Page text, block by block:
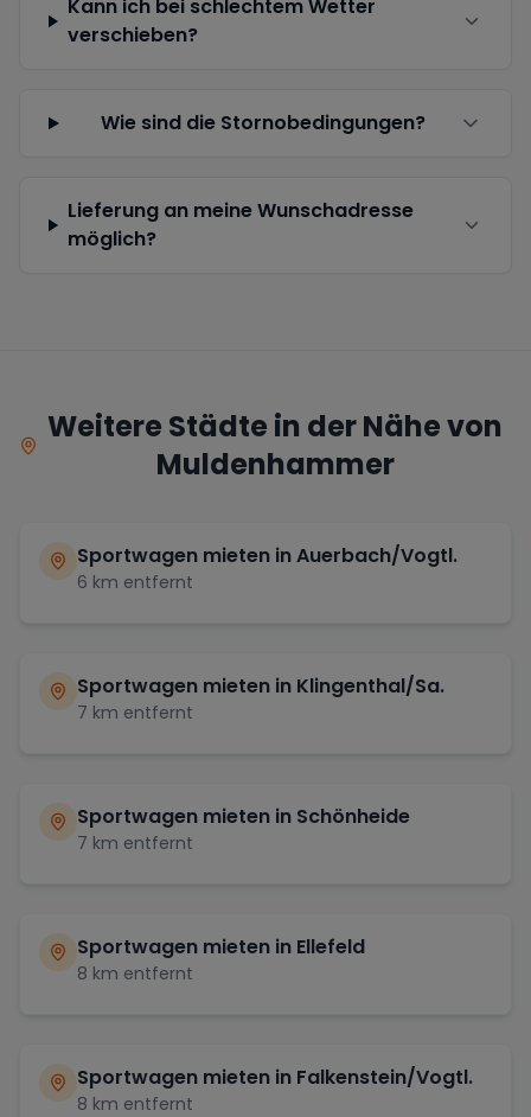
Kann ich bei schlechtem Wetter
verschieben?
Wie sind die Stornobedingungen?
Lieferung an meine Wunschadresse
möglich?
Weitere Städte in der Nähe von
Muldenhammer
Sportwagen mieten inAuerbach/Vogtl.
6 km entfernt
Sportwagen mieten in Klingenthal/Sa.
7 km entfernt
Sportwagen mieten in Schönheide
7 km entfernt
Sportwagen mieten in Ellefeld
8 km entfernt
Sportwagen mieten in Falkenstein/Vogtl.
8 km entfernt